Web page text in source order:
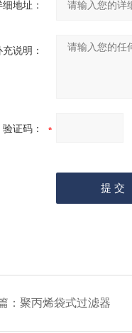
细地址：
充说明：
验证码：
：聚丙烯袋式过滤器